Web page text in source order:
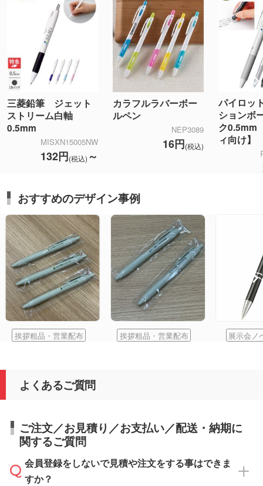
三菱鉛筆 ジェット
ストリーム白軸
0.5mm
MISXN15005NW
132円(税込) ～
カラフルラバーボー
ルペン
NEP3089
16円(税込)
パイロッ
ションボ
ク0.5mm
ィ向け】
おすすめのデザイン事例
挨拶粗品・営業配布 挨拶粗品・営業配布 展示会ノ
よくあるご質問
ご注文／お見積り／お支払い／配送・納期に
関するご質問
会員登録をしないで見積や注文をする事はできま
すか？